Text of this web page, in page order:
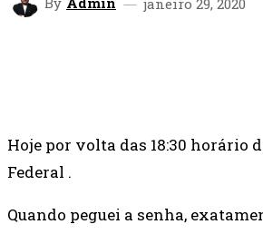
Hoje por volta das 18:30 horário
Federal .
Quando peguei a senha,